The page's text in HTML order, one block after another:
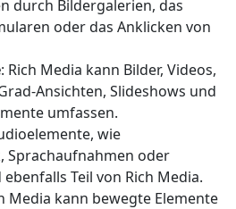
durch Bildergalerien, das
oder das Anklicken von
: Rich Media kann Bilder, Videos,
Ansichten, Slideshows und
umfassen.
wie
Sprachaufnahmen oder
Teil von Rich Media.
Media kann bewegte Elemente